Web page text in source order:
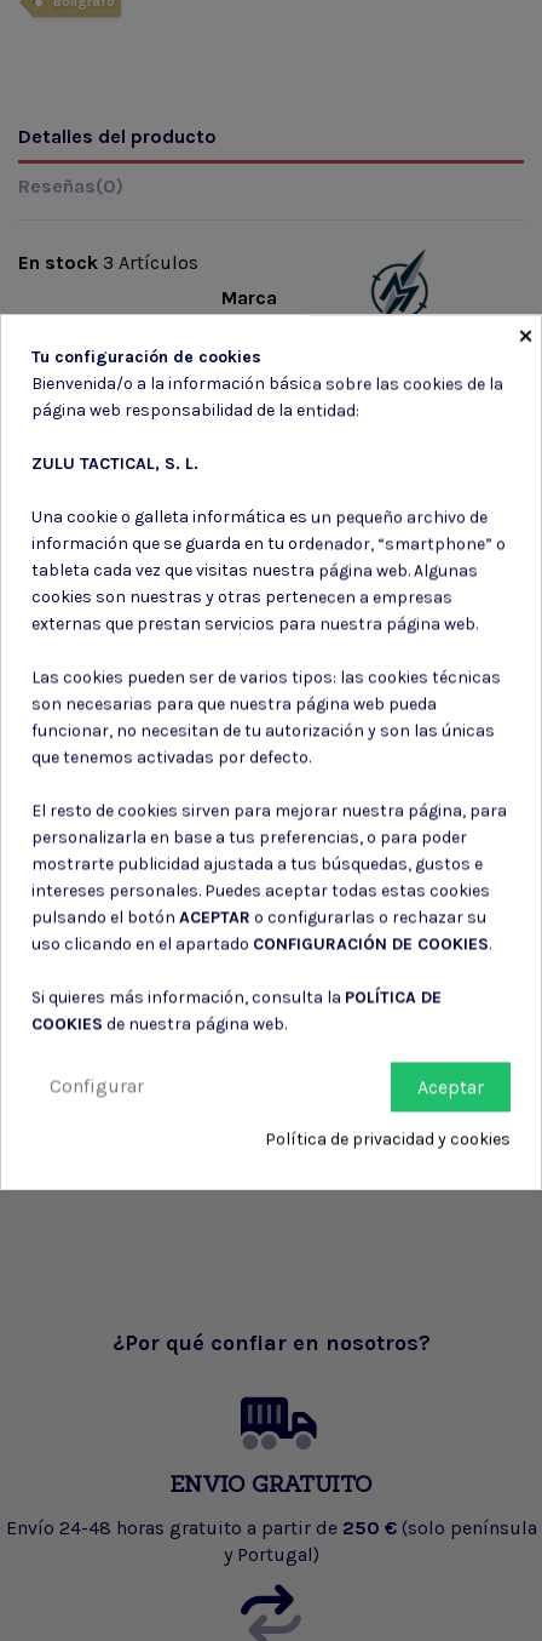
Detalles del producto
Reseñas(0)
Marca
En stock 3 Artículos
Suscríbete a nuestro boletín
Puede darse de baja en cualquier momento. Para ello, consulte nuestra
Consiento el uso de mis datos para los fines indicados en la
Política de privacidad
Consiento el uso de mis datos personales para recibir publicidad
de su entidad.
¿Por qué confiar en nosotros?
ENVIO GRATUITO
Envío 24-48 horas gratuito a partir de 250 € (solo península
y Portugal)
×
Tu configuración de cookies
Bienvenida/o a la información básica sobre las cookies de la
página web responsabilidad de la entidad:
ZULU TACTICAL, S. L.
Una cookie o galleta informática es un pequeño archivo de
información que se guarda en tu ordenador, “smartphone” o
tableta cada vez que visitas nuestra página web. Algunas
cookies son nuestras y otras pertenecen a empresas
externas que prestan servicios para nuestra página web.
Las cookies pueden ser de varios tipos: las cookies técnicas
son necesarias para que nuestra página web pueda
funcionar, no necesitan de tu autorización y son las únicas
que tenemos activadas por defecto.
El resto de cookies sirven para mejorar nuestra página, para
personalizarla en base a tus preferencias, o para poder
mostrarte publicidad ajustada a tus búsquedas, gustos e
intereses personales. Puedes aceptar todas estas cookies
pulsando el botón ACEPTAR o configurarlas o rechazar su
uso clicando en el apartado CONFIGURACIÓN DE COOKIES.
Si quieres más información, consulta la POLÍTICA DE
COOKIES de nuestra página web.
Aceptar
Configurar
Política de privacidad y cookies